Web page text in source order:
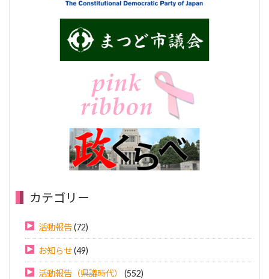
カテゴリー
活動報告(72)
お知らせ(49)
活動報告（県議時代） (552)